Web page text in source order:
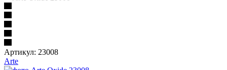
Артикул: 23008
Arte